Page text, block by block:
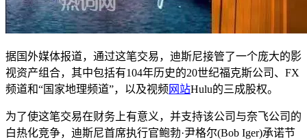
据国外媒体报道，通过这笔交易，迪斯尼接管了一个庞大的影
视资产组合，其中包括有104年历史的20世纪福克斯公司、FX
频道和“国家地理频道”，以及视频 网站Hulu的三成股权。
为了使这笔交易在财务上有意义，并支持该公司与奈飞公司的
白热化竞争，迪斯尼首席执行官鲍勃·尹格尔(Bob Iger)承诺节